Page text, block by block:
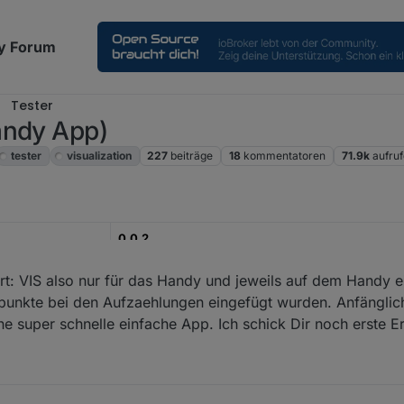
Forum
Tester
App)
tester visualization 227 beiträge 18 kommentatoren 71.9k
0.0.2
https://github.com/moba15/ioBroker.hiob
VIS also nur für das Handy und jeweils auf dem Handy
bei den Aufzaehlungen eingefügt wurden.
super schnelle einfache App. Ich schick Dir noch erste